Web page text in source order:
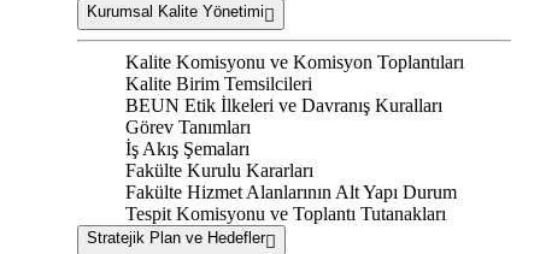
Kurumsal Kalite Yönetimi
Kalite Komisyonu ve Komisyon Toplantıları
Kalite Birim Temsilcileri
BEUN Etik İlkeleri ve Davranış Kuralları
Görev Tanımları
İş Akış Şemaları
Fakülte Kurulu Kararları
Fakülte Hizmet Alanlarının Alt Yapı Durum
Tespit Komisyonu ve Toplantı Tutanakları
Stratejik Plan ve Hedefler